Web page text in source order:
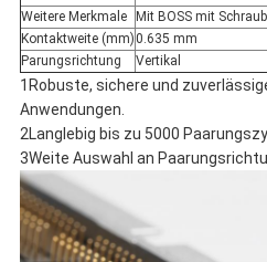
Weitere Merkmale
Mit BOSS mit
Kontaktweite (mm)0.635 mm
Parungsrichtung
Vertikal
1Robuste, sichere und
Anwendungen.
2Langlebig bis zu 5000
3Weite Auswahl an